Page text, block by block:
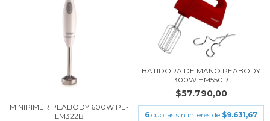
MINIPIMER PEABODY 600W PE-
LM322B
BATIDORA DE MANO PEABODY
300W HM550R
$57.790,00
6 cuotas sin interés de $9.631,67